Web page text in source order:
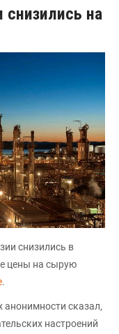
на
снизились в
цены на сырую
.
анонимности сказал,
настроений